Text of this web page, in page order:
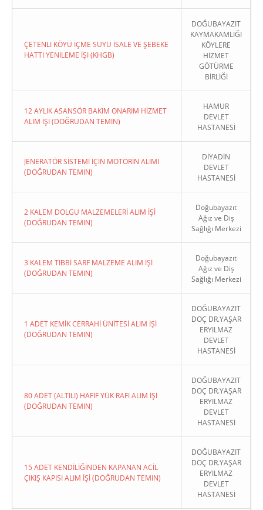
ÇETENLI KÖYÜ İÇME SUYU İSALE VE ŞEBEKE
HATTI YENILEME İŞI (KHGB)
DOĞUBAYAZIT
KAYMAKAMLIĞI
KÖYLERE
HİZMET
GÖTÜRME
BİRLİĞİ
12 AYLIK ASANSÖR BAKIM ONARIM HİZMET
ALIM İŞİ (DOĞRUDAN TEMIN)
HAMUR
DEVLET
HASTANESİ
JENERATÖR SİSTEMİ İÇİN MOTORİN ALIMI
(DOĞRUDAN TEMIN)
DİYADİN
DEVLET
HASTANESİ
2 KALEM DOLGU MALZEMELERİ ALIM İŞİ
(DOĞRUDAN TEMIN)
Doğubayazıt
Ağız ve Diş
Sağlığı Merkezi
3 KALEM TIBBİ SARF MALZEME ALIM İŞİ
(DOĞRUDAN TEMIN)
Doğubayazıt
Ağız ve Diş
Sağlığı Merkezi
1 ADET KEMİK CERRAHİ ÜNİTESİ ALIM İŞİ
(DOĞRUDAN TEMIN)
DOĞUBAYAZIT
DOÇ DR.YAŞAR
ERYILMAZ
DEVLET
HASTANESİ
80 ADET (ALTILI) HAFİF YÜK RAFI ALIM İŞİ
(DOĞRUDAN TEMIN)
DOĞUBAYAZIT
DOÇ DR.YAŞAR
ERYILMAZ
DEVLET
HASTANESİ
15 ADET KENDİLİĞİNDEN KAPANAN ACİL
ÇIKIŞ KAPISI ALIM İŞİ (DOĞRUDAN TEMIN)
DOĞUBAYAZIT
DOÇ DR.YAŞAR
ERYILMAZ
DEVLET
HASTANESİ